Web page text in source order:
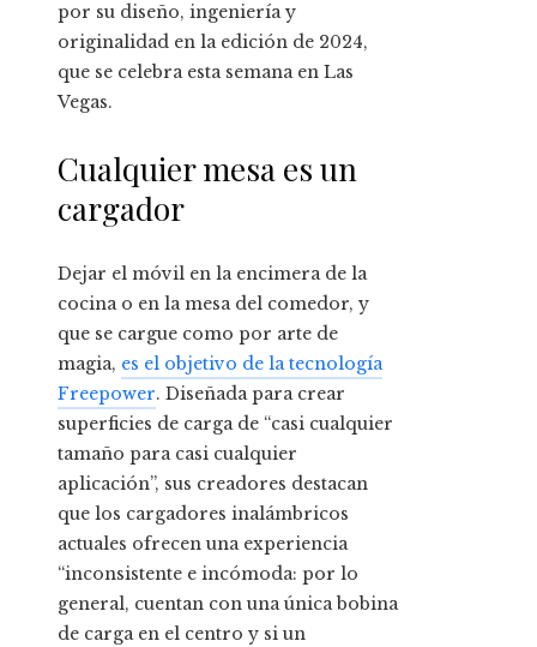
por su diseño, ingeniería y
originalidad en la edición de 2024,
que se celebra esta semana en Las
Vegas.
Cualquier mesa es un
cargador
Dejar el móvil en la encimera de la
cocina o en la mesa del comedor, y
que se cargue como por arte de
magia, es el objetivo de la tecnología
Freepower. Diseñada para crear
superficies de carga de “casi cualquier
tamaño para casi cualquier
aplicación”, sus creadores destacan
que los cargadores inalámbricos
actuales ofrecen una experiencia
“inconsistente e incómoda: por lo
general, cuentan con una única bobina
de carga en el centro y si un